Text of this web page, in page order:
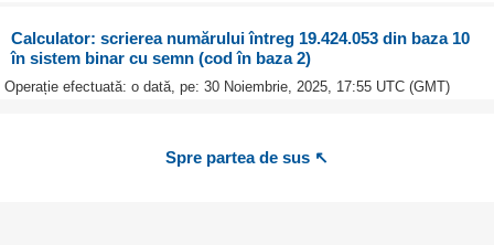
Calculator: scrierea numărului întreg 19.424.053 din baza 10
în sistem binar cu semn (cod în baza 2)
Operație efectuată: o dată, pe: 30 Noiembrie, 2025, 17:55 UTC (GMT)
Spre partea de sus ↖